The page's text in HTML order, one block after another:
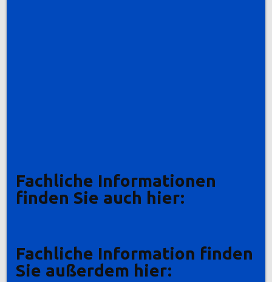
Fachliche Informationen
finden Sie auch hier:
Fachliche Information finden
Sie außerdem hier: